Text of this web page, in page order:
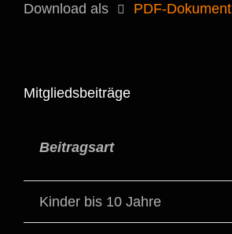
Download als PDF-Dokument
Mitgliedsbeiträge
Beitragsart
Kinder bis 10 Jahre